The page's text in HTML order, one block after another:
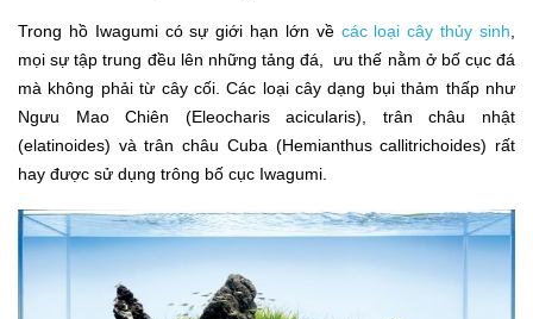
Trong hồ Iwagumi có sự giới hạn lớn về các loại cây thủy sinh,
mọi sự tập trung đều lên những tảng đá, ưu thế nằm ở bố cục đá
mà không phải từ cây cối. Các loại cây dạng bụi thảm thấp như
Ngưu Mao Chiên (Eleocharis acicularis), trân châu nhật
(elatinoides) và trân châu Cuba (Hemianthus callitrichoides) rất
hay được sử dụng trông bố cục Iwagumi.